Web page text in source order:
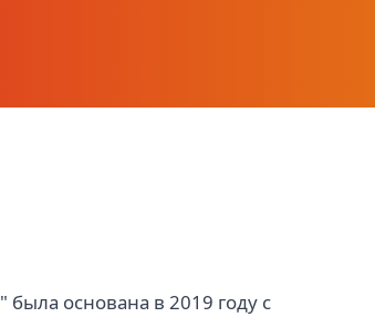
наших клиентов, предлагая
основана в 2019 году с